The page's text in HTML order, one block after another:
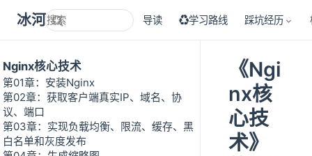
冰河技术 导读 ♻学习路线 踩坑经历
Nginx核心技术
第01章：安装Nginx
第02章：获取客户端真实IP、域名、协
议、端口
第03章：实现负载均衡、限流、缓存、黑
白名单和灰度发布
《Ngi
nx核
心技
术》